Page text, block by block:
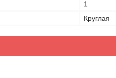
1
Круглая